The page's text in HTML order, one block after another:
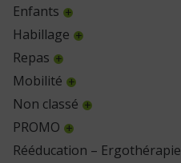
Enfants
Habillage
Repas
Mobilité
Non classé
PROMO
Rééducation – Ergothérapie